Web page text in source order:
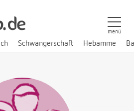
Schwangerschaft Hebamme
menü